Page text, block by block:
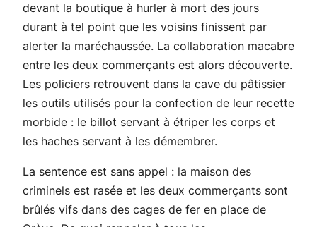
devant la boutique à hurler à mort des jours
durant à tel point que les voisins finissent par
alerter la maréchaussée. La collaboration macabre
entre les deux commerçants est alors découverte.
Les policiers retrouvent dans la cave du pâtissier
les outils utilisés pour la confection de leur recette
morbide : le billot servant à étriper les corps et
les haches servant à les démembrer.
La sentence est sans appel : la maison des
criminels est rasée et les deux commerçants sont
brûlés vifs dans des cages de fer en place de